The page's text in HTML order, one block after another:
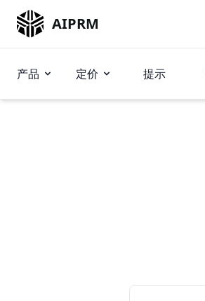
AIPRM
产品 定价 提示